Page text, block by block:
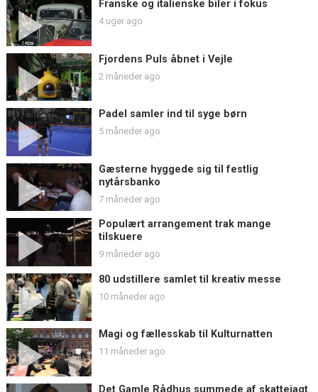
Franske og italienske biler i fokus
4 uger ago
Fjordens Puls åbnet i Vejle
2 måneder ago
Padel samler ind til syge børn
5 måneder ago
Gæsterne hyggede sig til festlig
nytårsbanko
7 måneder ago
Populært arrangement trak mange
tilskuere
9 måneder ago
80 udstillere samlet til kreativ messe
10 måneder ago
Magi og fællesskab til Kulturnatten
11 måneder ago
Det Gamle Rådhus summede af skattejagt